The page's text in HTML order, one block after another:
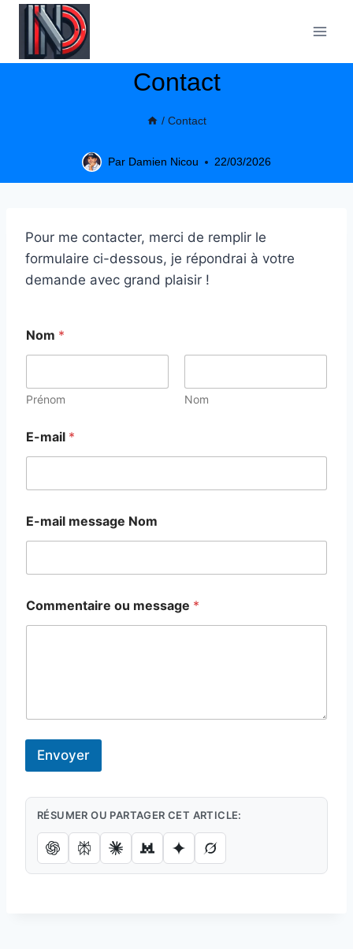
principal
Aller
contenu
Contact
/ Contact
Par Damien Nicou 22/03/2026
Pour me contacter, merci de remplir le
formulaire ci-dessous, je répondrai à votre
demande avec grand plaisir !
Nom *
Prénom Nom
E-mail *
E-mail message Nom
Commentaire ou message *
Envoyer
RÉSUMER OU PARTAGER CET ARTICLE: